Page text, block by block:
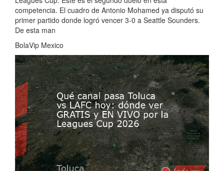
competencia. El cuadro de Antonio Mohamed ya disputó su
primer partido donde logró vencer 3-0 a Seattle Sounders.
De esta man
BolaVip Mexico